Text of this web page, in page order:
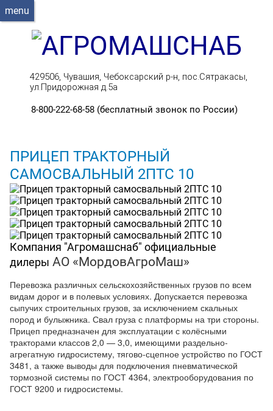
menu
429506, Чувашия, Чебоксарский р-н, пос.Сятракасы,
ул.Придорожная д.5а
8-800-222-68-58 (бесплатный звонок по России)
ПРИЦЕП ТРАКТОРНЫЙ
САМОСВАЛЬНЫЙ 2ПТС 10
Компания "Агромашснаб" официальные
дилеры АО «МордовАгроМаш»
Перевозка различных сельскохозяйственных грузов по всем
видам дорог и в полевых условиях. Допускается перевозка
сыпучих строительных грузов, за исключением скальных
пород и булыжника. Свал груза с платформы на три стороны.
Прицеп предназначен для эксплуатации с колёсными
тракторами классов 2,0 — 3,0, имеющими раздельно-
агрегатную гидросистему, тягово-сцепное устройство по ГОСТ
3481, а также выводы для подключения пневматической
тормозной системы по ГОСТ 4364, электрооборудования по
ГОСТ 9200 и гидросистемы.